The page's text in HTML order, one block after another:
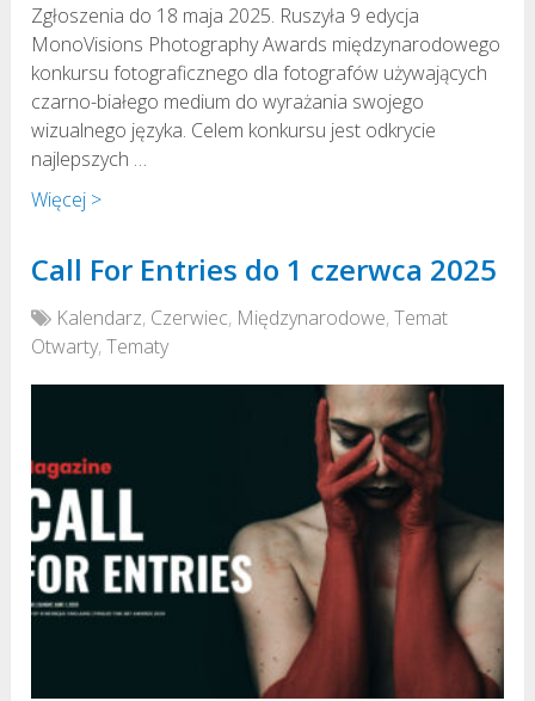
Zgłoszenia do 18 maja 2025. Ruszyła 9 edycja
MonoVisions Photography Awards międzynarodowego
konkursu fotograficznego dla fotografów używających
czarno-białego medium do wyrażania swojego
wizualnego języka. Celem konkursu jest odkrycie
najlepszych …
Więcej >
Call For Entries do 1 czerwca 2025
Kalendarz, Czerwiec, Międzynarodowe,Temat
Otwarty,Tematy